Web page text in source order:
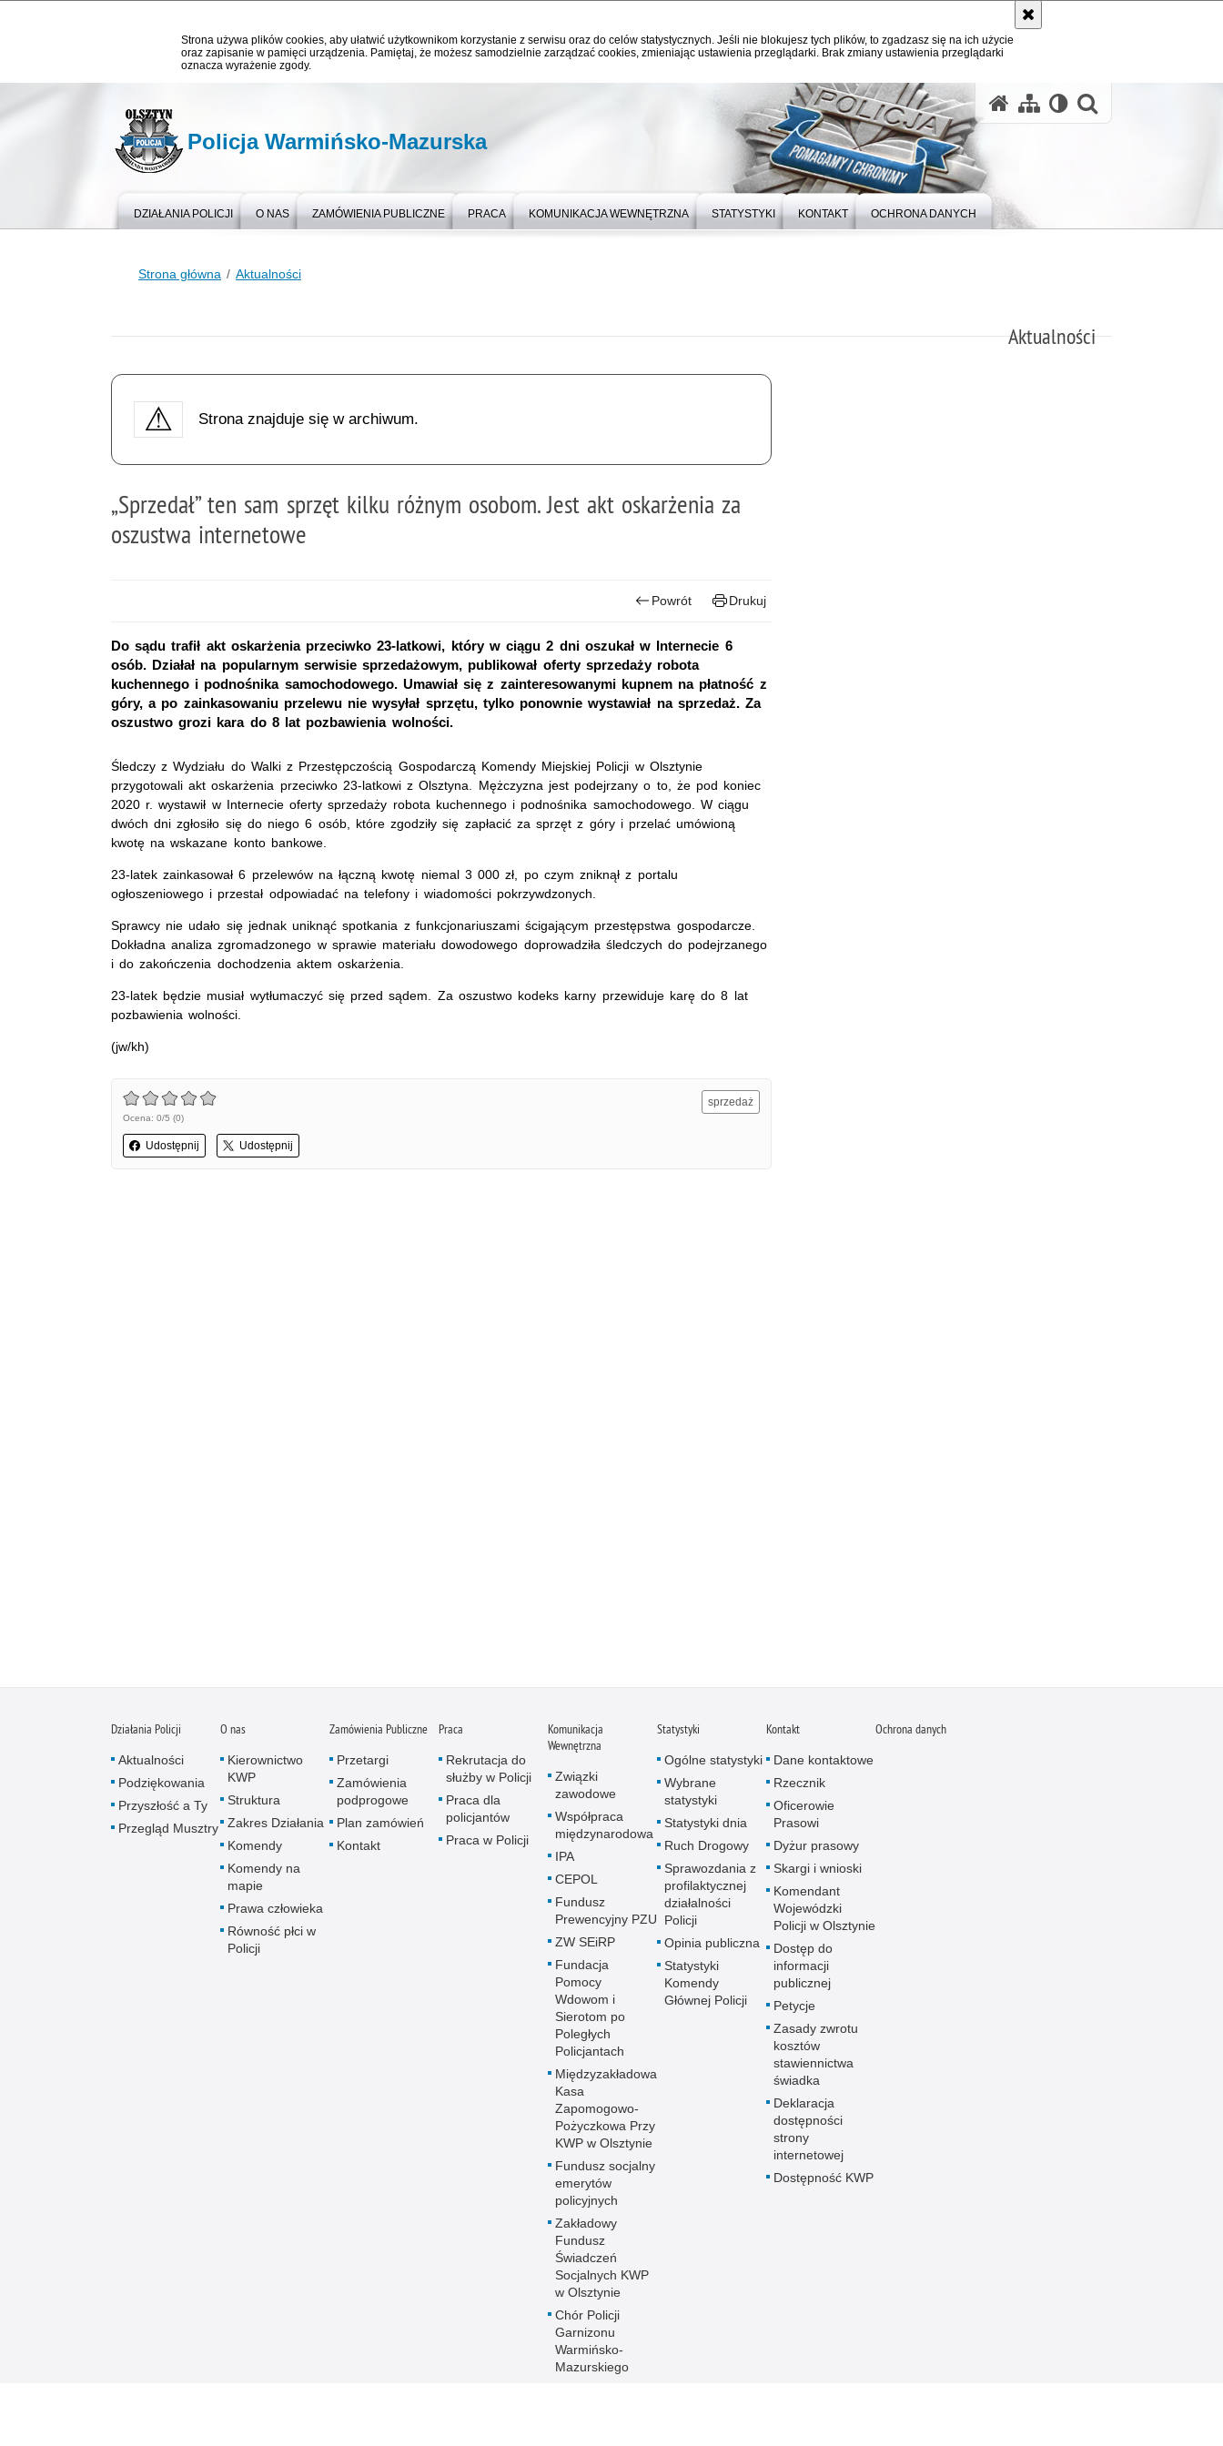
Strona używa plików cookies, aby ułatwić użytkownikom korzystanie z serwisu oraz do celów statystycznych. Jeśli nie blokujesz tych plików, to zgadzasz się na ich użycie
oraz zapisanie w pamięci urządzenia. Pamiętaj, że możesz samodzielnie zarządzać cookies, zmieniając ustawienia przeglądarki. Brak zmiany ustawienia przeglądarki
oznacza wyrażenie zgody.
Policja Warmińsko-Mazurska
DZIAŁANIA POLICJI O NAS ZAMÓWIENIA PUBLICZNE PRACA KOMUNIKACJA WEWNĘTRZNA STATYSTYKI KONTAKT OCHRONA DANYCH
Strona główna Aktualności
Aktualności
Strona znajduje się w archiwum.
„Sprzedał” ten sam sprzęt kilku różnym osobom. Jest akt oskarżenia za
oszustwa internetowe
Powrót Drukuj
Do sądu trafił akt oskarżenia przeciwko 23-latkowi, który w ciągu 2 dni oszukał w Internecie 6
osób. Działał na popularnym serwisie sprzedażowym, publikował oferty sprzedaży robota
kuchennego i podnośnika samochodowego. Umawiał się z zainteresowanymi kupnem na płatność z
góry, a po zainkasowaniu przelewu nie wysyłał sprzętu, tylko ponownie wystawiał na sprzedaż. Za
oszustwo grozi kara do 8 lat pozbawienia wolności.
Śledczy z Wydziału do Walki z Przestępczością Gospodarczą Komendy Miejskiej Policji w Olsztynie
przygotowali akt oskarżenia przeciwko 23-latkowi z Olsztyna. Mężczyzna jest podejrzany o to, że pod koniec
2020 r. wystawił w Internecie oferty sprzedaży robota kuchennego i podnośnika samochodowego. W ciągu
dwóch dni zgłosiło się do niego 6 osób, które zgodziły się zapłacić za sprzęt z góry i przelać umówioną
kwotę na wskazane konto bankowe.
23-latek zainkasował 6 przelewów na łączną kwotę niemal 3 000 zł, po czym zniknął z portalu
ogłoszeniowego i przestał odpowiadać na telefony i wiadomości pokrzywdzonych.
Sprawcy nie udało się jednak uniknąć spotkania z funkcjonariuszami ścigającym przestępstwa gospodarcze.
Dokładna analiza zgromadzonego w sprawie materiału dowodowego doprowadziła śledczych do podejrzanego
i do zakończenia dochodzenia aktem oskarżenia.
23-latek będzie musiał wytłumaczyć się przed sądem. Za oszustwo kodeks karny przewiduje karę do 8 lat
pozbawienia wolności.
(jw/kh)
Ocena: 0/5 (0)
Udostępnij Udostępnij
sprzedaż
Działania Policji
Aktualności
Podziękowania
Przyszłość a Ty
Przegląd Musztry
O nas
Kierownictwo
KWP
Struktura
Zakres Działania
Komendy
Komendy na
mapie
Prawa człowieka
Równość płci w
Policji
Zamówienia Publiczne
Przetargi
Zamówienia
podprogowe
Plan zamówień
Kontakt
Praca
Rekrutacja do
służby w Policji
Praca dla
policjantów
Praca w Policji
Komunikacja
Wewnętrzna
Związki
zawodowe
Współpraca
międzynarodowa
IPA
CEPOL
Fundusz
Prewencyjny PZU
ZW SEiRP
Fundacja
Pomocy
Wdowom i
Sierotom po
Poległych
Policjantach
Międzyzakładowa
Kasa
Zapomogowo-
Pożyczkowa Przy
KWP w Olsztynie
Fundusz socjalny
emerytów
policyjnych
Zakładowy
Fundusz
Świadczeń
Socjalnych KWP
w Olsztynie
Chór Policji
Garnizonu
Warmińsko-
Mazurskiego
Statystyki
Ogólne statystyki
Wybrane
statystyki
Statystyki dnia
Ruch Drogowy
Sprawozdania z
profilaktycznej
działalności
Policji
Opinia publiczna
Statystyki
Komendy
Głównej Policji
Kontakt
Dane kontaktowe
Rzecznik
Oficerowie
Prasowi
Dyżur prasowy
Skargi i wnioski
Komendant
Wojewódzki
Policji w Olsztynie
Dostęp do
informacji
publicznej
Petycje
Zasady zwrotu
kosztów
stawiennictwa
świadka
Deklaracja
dostępności
strony
internetowej
Dostępność KWP
Ochrona danych